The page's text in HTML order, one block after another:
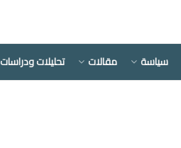
سياسة مقالات تحليلات ودراسات